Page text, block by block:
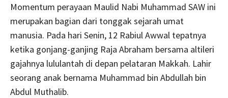
Momentum perayaan Maulid Nabi Muhammad SAW ini
merupakan bagian dari tonggak sejarah umat
manusia. Pada hari Senin, 12 Rabiul Awwal tepatnya
ketika gonjang-ganjing Raja Abraham bersama altileri
gajahnya lululantah di depan pelataran Makkah. Lahir
seorang anak bernama Muhammad bin Abdullah bin
Abdul Muthalib.